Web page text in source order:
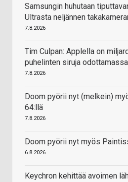
Samsungin huhutaan
Ultrasta neljännen
7.8.2026
Tim Culpan: Applella on
puhelinten siruja
7.8.2026
Doom pyörii nyt (melkein)
64:llä
7.8.2026
Doom pyörii nyt myös
6.8.2026
Keychron kehittää avoimen